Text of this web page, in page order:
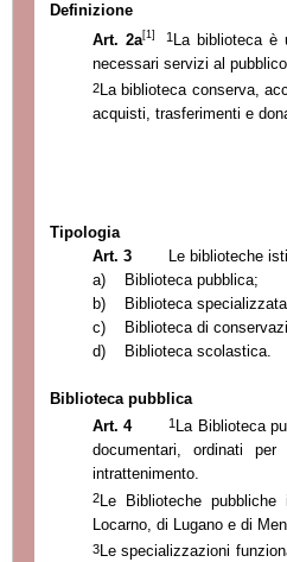
Definizione
Art. 2a[1] 1La biblioteca è
necessari servizi al
2La biblioteca conserva,
acquisti, trasferimenti e
Tipologia
Art. 3
Le biblioteche
a)
Biblioteca pubblica;
b)
Biblioteca
c)
Biblioteca di
d)
Biblioteca scolastica.
Biblioteca pubblica
Art. 4
1La Biblioteca
documentari, ordinati
intrattenimento.
2Le Biblioteche
Locarno, di Lugano e di
3Le specializzazioni